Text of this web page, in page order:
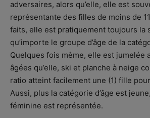
adversaires, alors qu’elle, elle est
représentante des filles de moins de
faits, elle est pratiquement toujours la
qu’importe le groupe d’âge de la
Quelques fois même, elle est jumelée
âgées qu’elle, ski et planche à neige
ratio atteint facilement une (1) fille
Aussi, plus la catégorie d’âge est
féminine est représentée.